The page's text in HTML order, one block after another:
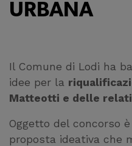
SEGRETERIA
FORMAZIONE
NEWS
URBANA
Il Comune di Lodi ha
idee per la
Matteotti e delle
Oggetto del concorso
proposta ideativa che